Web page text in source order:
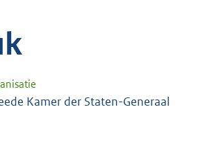
Kamer der Staten-Generaal